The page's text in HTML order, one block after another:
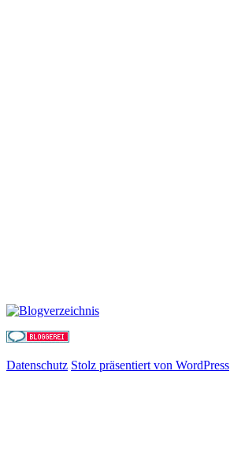
Datenschutz Stolz präsentiert von WordPress